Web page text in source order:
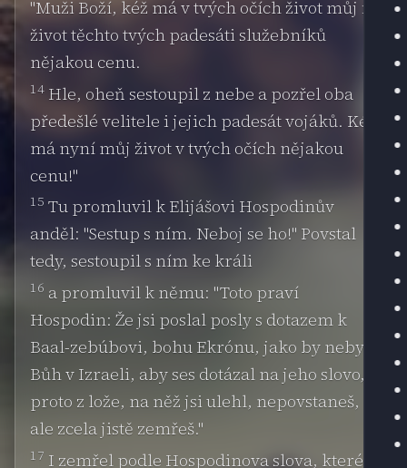
"Muži Boží, kéž má v tvých očích život můj i
život těchto tvých padesáti služebníků
nějakou cenu.
14 Hle, oheň sestoupil z nebe a pozřel oba
předešlé velitele i jejich padesát vojáků. Kéž
má nyní můj život v tvých očích nějakou
cenu!"
15 Tu promluvil k Elijášovi Hospodinův
anděl: "Sestup s ním. Neboj se ho!" Povstal
tedy, sestoupil s ním ke králi
16 a promluvil k němu: "Toto praví
Hospodin: Že jsi poslal posly s dotazem k
Baal-zebúbovi, bohu Ekrónu, jako by nebyl
Bůh v Izraeli, aby ses dotázal na jeho slovo,
proto z lože, na něž jsi ulehl, nepovstaneš,
ale zcela jistě zemřeš."
17 I zemřel podle Hospodinova slova, které